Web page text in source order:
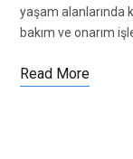
yaşam alanlarında
bakım ve onarım
Read More